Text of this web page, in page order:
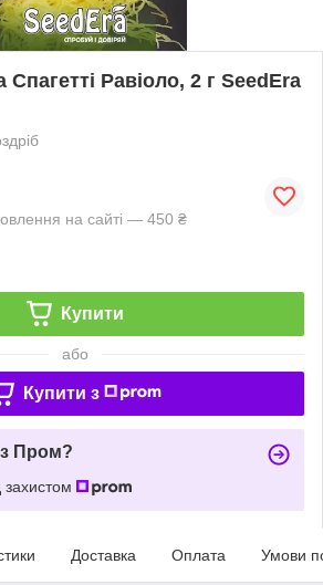
Спагетті Равіоло, 2 г SeedEra
на сайті — 450 ₴
Купити
або
Купити з
Пром?
Доставка Оплата Умови